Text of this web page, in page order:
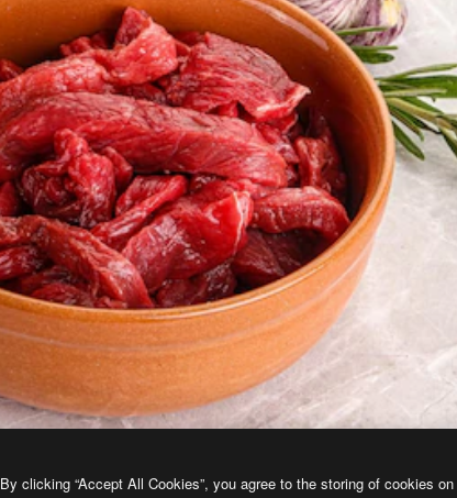
By clicking “Accept All Cookies”, you agree to the storing of cookies